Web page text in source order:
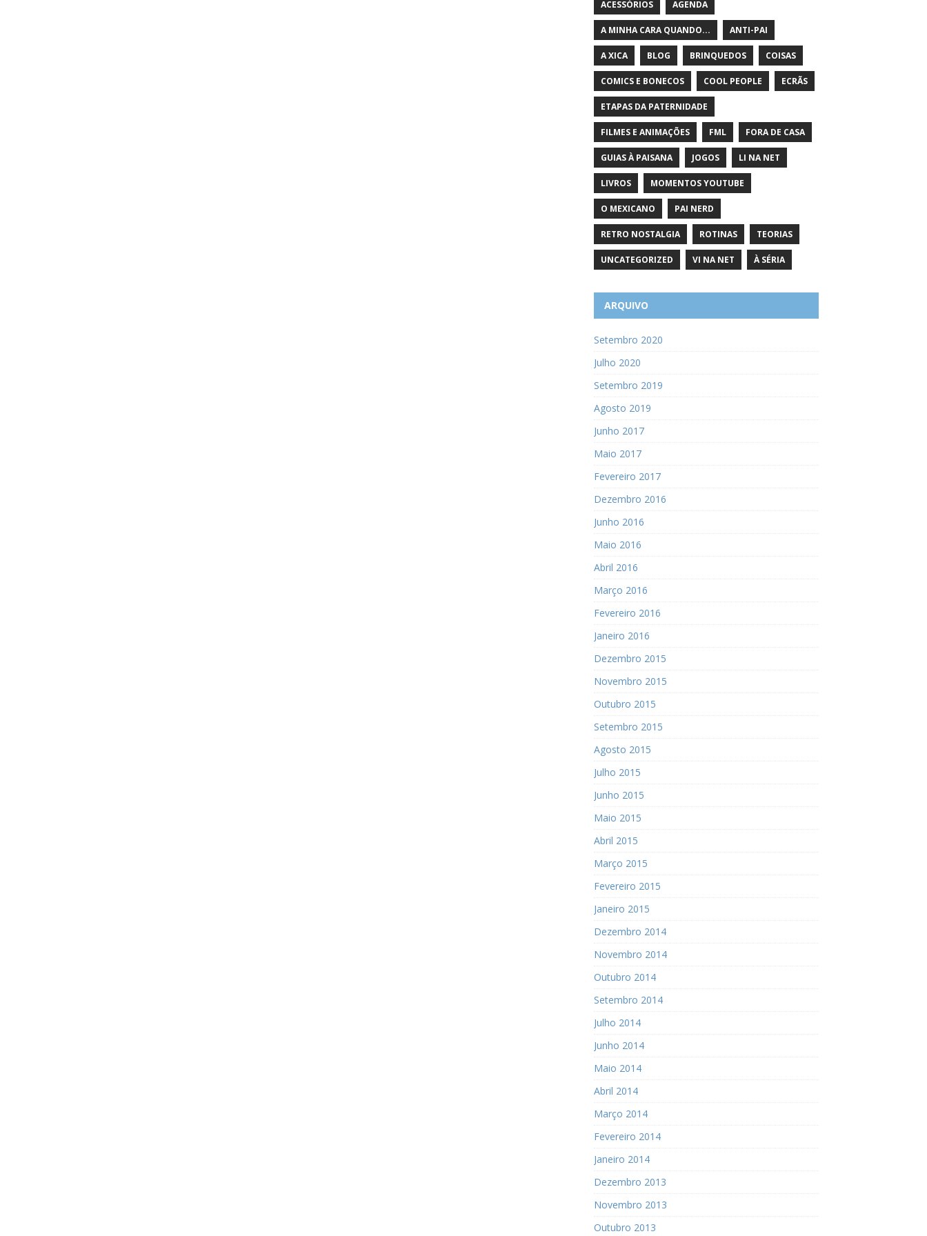
ACESSÓRIOS AGENDA
A MINHA CARA QUANDO... ANTI-PAI
A XICA BLOG BRINQUEDOS COISAS
COMICS E BONECOS COOL PEOPLE ECRÃS
ETAPAS DA PATERNIDADE
FILMES E ANIMAÇÕES FML FORA DE CASA
GUIAS À PAISANA JOGOS LI NA NET
LIVROS MOMENTOS YOUTUBE
O MEXICANO PAI NERD
RETRO NOSTALGIA ROTINAS TEORIAS
UNCATEGORIZED VI NA NET À SÉRIA
ARQUIVO
Setembro 2020
Julho 2020
Setembro 2019
Agosto 2019
Junho 2017
Maio 2017
Fevereiro 2017
Dezembro 2016
Junho 2016
Maio 2016
Abril 2016
Março 2016
Fevereiro 2016
Janeiro 2016
Dezembro 2015
Novembro 2015
Outubro 2015
Setembro 2015
Agosto 2015
Julho 2015
Junho 2015
Maio 2015
Abril 2015
Março 2015
Fevereiro 2015
Janeiro 2015
Dezembro 2014
Novembro 2014
Outubro 2014
Setembro 2014
Julho 2014
Junho 2014
Maio 2014
Abril 2014
Março 2014
Fevereiro 2014
Janeiro 2014
Dezembro 2013
Novembro 2013
Outubro 2013